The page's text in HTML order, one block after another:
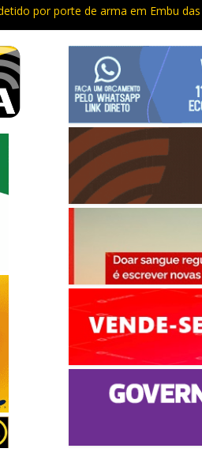
por porte de arma em Embu
Capacitação trazem cursos gratuitos
preso com quase 400 porções de
Cotia vão passar por manutenção e
homem com grande quantidade de